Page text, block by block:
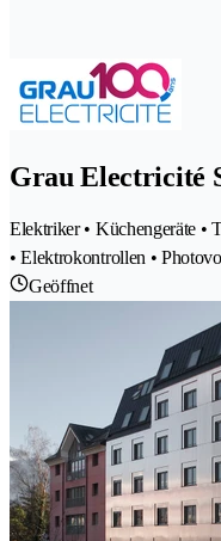
Grau Electricité
Elektriker • Küchengeräte •
• Elektrokontrollen •
Geöffnet